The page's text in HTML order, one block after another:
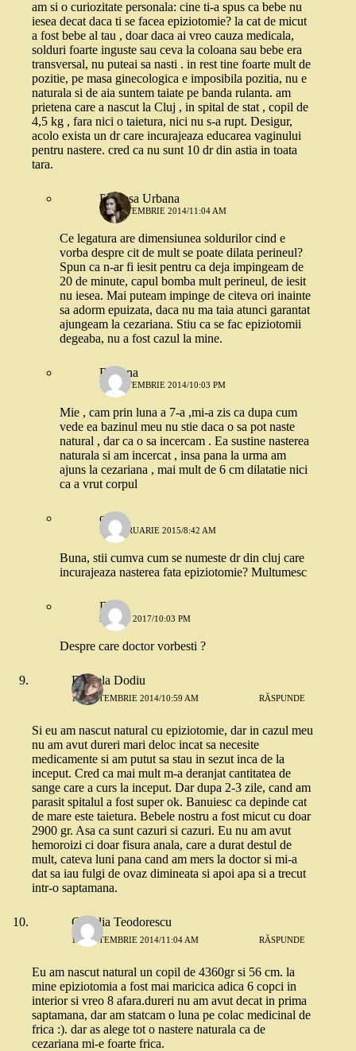
am si o curiozitate personala: cine ti-a spus ca bebe nu
iesea decat daca ti se facea epiziotomie? la cat de micut
a fost bebe al tau , doar daca ai vreo cauza medicala,
solduri foarte inguste sau ceva la coloana sau bebe era
transversal, nu puteai sa nasti . in rest tine foarte mult de
pozitie, pe masa ginecologica e imposibila pozitia, nu e
naturala si de aia suntem taiate pe banda rulanta. am
prietena care a nascut la Cluj , in spital de stat , copil de
4,5 kg , fara nici o taietura, nici nu s-a rupt. Desigur,
acolo exista un dr care incurajeaza educarea vaginului
pentru nastere. cred ca nu sunt 10 dr din astia in toata
tara.
Printesa Urbana
10 SEPTEMBRIE 2014/11:04 AM
Ce legatura are dimensiunea soldurilor cind e
vorba despre cit de mult se poate dilata perineul?
Spun ca n-ar fi iesit pentru ca deja impingeam de
20 de minute, capul bomba mult perineul, de iesit
nu iesea. Mai puteam impinge de citeva ori inainte
sa adorm epuizata, daca nu ma taia atunci garantat
ajungeam la cezariana. Stiu ca se fac epiziotomii
degeaba, nu a fost cazul la mine.
Roxana
10 SEPTEMBRIE 2014/10:03 PM
Mie , cam prin luna a 7-a ,mi-a zis ca dupa cum
vede ea bazinul meu nu stie daca o sa pot naste
natural , dar ca o sa incercam . Ea sustine nasterea
naturala si am incercat , insa pana la urma am
ajuns la cezariana , mai mult de 6 cm dilatatie nici
ca a vrut corpul
olivia
18 FEBRUARIE 2015/8:42 AM
Buna, stii cumva cum se numeste dr din cluj care
incurajeaza nasterea fata epiziotomie? Multumesc
Delia
9 IULIE 2017/10:03 PM
Despre care doctor vorbesti ?
Daniela Dodiu
10 SEPTEMBRIE 2014/10:59 AM RĂSPUNDE
Si eu am nascut natural cu epiziotomie, dar in cazul meu
nu am avut dureri mari deloc incat sa necesite
medicamente si am putut sa stau in sezut inca de la
inceput. Cred ca mai mult m-a deranjat cantitatea de
sange care a curs la inceput. Dar dupa 2-3 zile, cand am
parasit spitalul a fost super ok. Banuiesc ca depinde cat
de mare este taietura. Bebele nostru a fost micut cu doar
2900 gr. Asa ca sunt cazuri si cazuri. Eu nu am avut
hemoroizi ci doar fisura anala, care a durat destul de
mult, cateva luni pana cand am mers la doctor si mi-a
dat sa iau fulgi de ovaz dimineata si apoi apa si a trecut
intr-o saptamana.
Claudia Teodorescu
10 SEPTEMBRIE 2014/11:04 AM RĂSPUNDE
Eu am nascut natural un copil de 4360gr si 56 cm. la
mine epiziotomia a fost mai maricica adica 6 copci in
interior si vreo 8 afara.dureri nu am avut decat in prima
saptamana, dar am statcam o luna pe colac medicinal de
frica :). dar as alege tot o nastere naturala ca de
cezariana mi-e foarte frica.